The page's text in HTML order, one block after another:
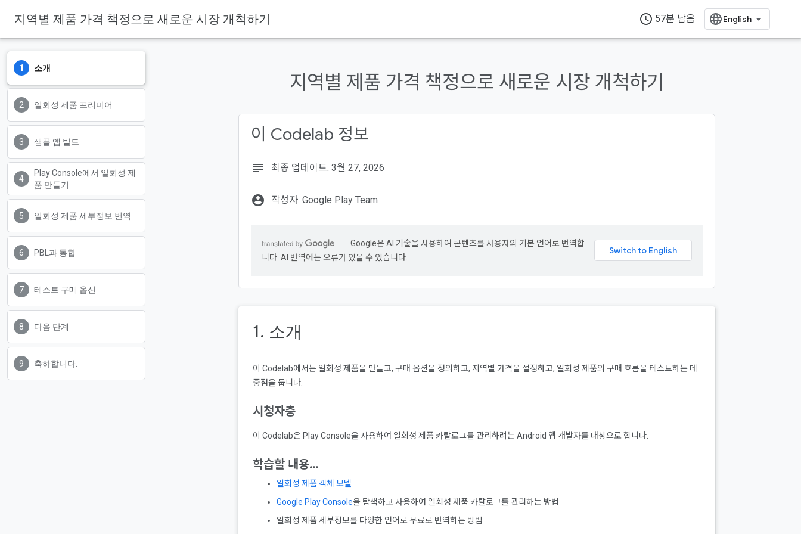
지역별 제품 가격 책정으로 새로운 시장 개척하기 access_time 57분 남음
소개
일회성 제품 프리미어
샘플 앱 빌드
Play Console에서 일회성 제
품 만들기
일회성 제품 세부정보 번역
PBL과 통합
테스트 구매 옵션
다음 단계
축하합니다.
지역별 제품 가격 책정으로 새로운 시장 개척하기
이 Codelab 정보
subject 최종 업데이트: 3월 27, 2026
account_circle 작성자: Google Play Team
Google은 AI 기술을 사용하여 콘텐츠를 사용자의 기본 언어로 번역합
니다. AI 번역에는 오류가 있을 수 있습니다.
1. 소개
이 Codelab에서는 일회성 제품을 만들고, 구매 옵션을 정의하고, 지역별 가격을 설정하고, 일회성 제품의 구매 흐름을 테스트하는 데
중점을 둡니다.
시청자층
이 Codelab은 Play Console을 사용하여 일회성 제품 카탈로그를 관리하려는 Android 앱 개발자를 대상으로 합니다.
학습할 내용…
일회성 제품 객체 모델
Google Play Console을 탐색하고 사용하여 일회성 제품 카탈로그를 관리하는 방법
일회성 제품 세부정보를 다양한 언어로 무료로 번역하는 방법